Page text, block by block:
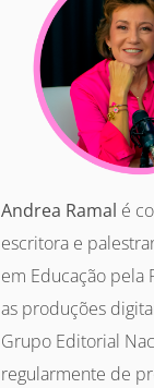
Andrea Ramal é
escritora e
em Educação pela
as produções
Grupo Editorial
regularmente de